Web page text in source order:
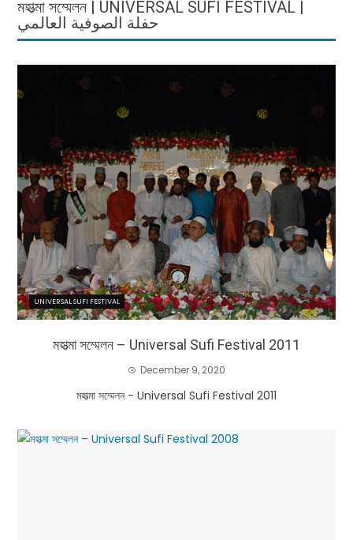
মহাত্মা সম্মেলন | UNIVERSAL SUFI FESTIVAL |
حفلة الصوفية العالمي
UNIVERSAL SUFI FESTIVAL
মহাত্মা সম্মেলন – Universal Sufi Festival 2011
December 9, 2020
মহাত্মা সম্মেলন - Universal Sufi Festival 2011